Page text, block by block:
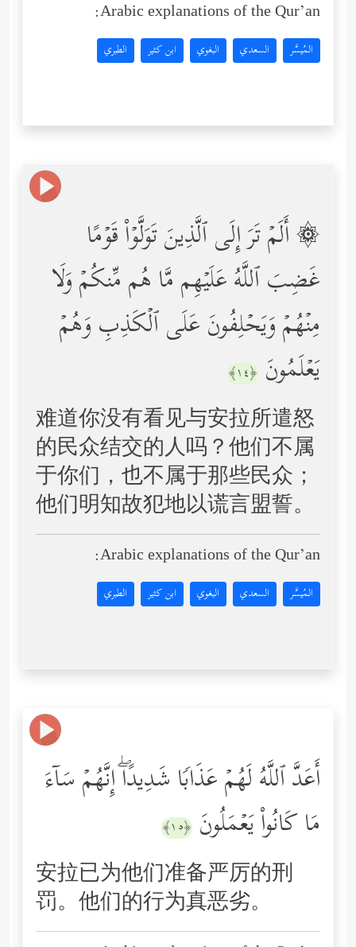
Arabic explanations of the Qur’an:
المُيسَّر السعدي البغوي ابن كثير الطبري
۞ أَلَمۡ تَرَ إِلَى ٱلَّذِینَ تَوَلَّوۡاْ قَوۡمًا
غَضِبَ ٱللَّهُ عَلَیۡهِم مَّا هُم مِّنكُمۡ وَلَا
مِنۡهُمۡ وَیَحۡلِفُونَ عَلَى ٱلۡكَذِبِ وَهُمۡ
یَعۡلَمُونَ ﴿١٤﴾
难道你没有看见与安拉所遣怒
的民众结交的人吗？他们不属
于你们，也不属于那些民众；
他们明知故犯地以谎言盟誓。
Arabic explanations of the Qur’an:
المُيسَّر السعدي البغوي ابن كثير الطبري
أَعَدَّ ٱللَّهُ لَهُمۡ عَذَابࣰا شَدِیدًاۖ إِنَّهُمۡ سَاۤءَ
مَا كَانُواْ یَعۡمَلُونَ ﴿١٥﴾
安拉已为他们准备严厉的刑
罚。他们的行为真恶劣。